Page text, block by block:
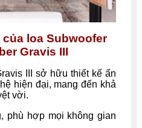
loa Subwoofer
Gravis III
III sở hữu thiết kế ấn
hiện đại, mang đến khả
vời.
phù hợp mọi không gian